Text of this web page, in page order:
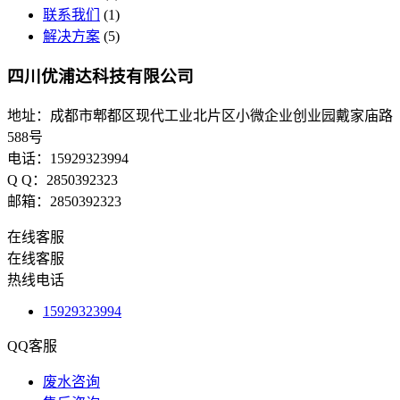
联系我们
(1)
解决方案 (5)
四川优浦达科技有限公司
地址：成都市郫都区现代工业北片区小微企业创业园戴家庙路
588号
电话：15929323994
Q Q：2850392323
邮箱：2850392323
在线客服
在线客服
热线电话
15929323994
QQ客服
废水咨询